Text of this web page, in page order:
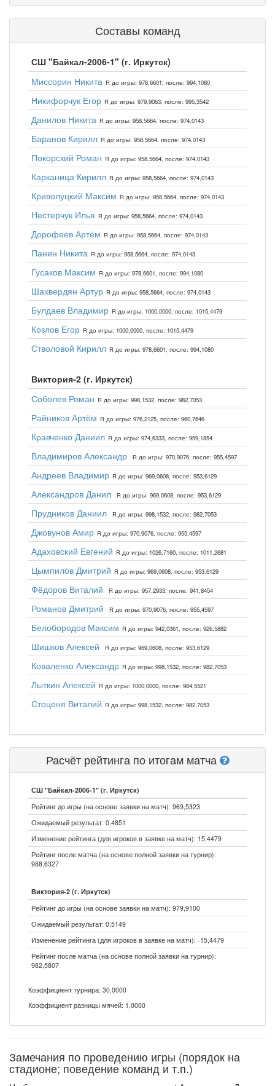
Составы команд
СШ "Байкал-2006-1" (г. Иркутск)
Миссорин Никита R до игры: 978,6601, после: 994,1080
Никифорчук Егор R до игры: 979,9063, после: 995,3542
Данилов Никита R до игры: 958,5664, после: 974,0143
Баранов Кирилл R до игры: 958,5664, после: 974,0143
Покорский Роман R до игры: 958,5664, после: 974,0143
Карканица Кирилл R до игры: 958,5664, после: 974,0143
Криволуцкий Максим R до игры: 958,5664, после: 974,0143
Нестерчук Илья R до игры: 958,5664, после: 974,0143
Дорофеев Артём R до игры: 958,5664, после: 974,0143
Панин Никита R до игры: 958,5664, после: 974,0143
Гусаков Максим R до игры: 978,6601, после: 994,1080
Шахвердян Артур R до игры: 958,5664, после: 974,0143
Булдаев Владимир R до игры: 1000,0000, после: 1015,4479
Козлов Егор R до игры: 1000,0000, после: 1015,4479
Стволовой Кирилл R до игры: 978,6601, после: 994,1080
Виктория-2 (г. Иркутск)
Соболев Роман R до игры: 998,1532, после: 982,7053
Райников Артём R до игры: 976,2125, после: 960,7646
Кравченко Даниил R до игры: 974,6333, после: 959,1854
Владимиров Александр R до игры: 970,9076, после: 955,4597
Андреев Владимир R до игры: 969,0608, после: 953,6129
Александров Данил R до игры: 969,0608, после: 953,6129
Прудников Даниил R до игры: 998,1532, после: 982,7053
Джовунов Амир R до игры: 970,9076, после: 955,4597
Адаховский Евгений R до игры: 1026,7160, после: 1011,2681
Цымпилов Дмитрий R до игры: 969,0608, после: 953,6129
Фёдоров Виталий R до игры: 957,2933, после: 941,8454
Романов Дмитрий R до игры: 970,9076, после: 955,4597
Белобородов Максим R до игры: 942,0361, после: 926,5882
Шишков Алексей R до игры: 969,0608, после: 953,6129
Коваленко Александр R до игры: 998,1532, после: 982,7053
Лыткин Алексей R до игры: 1000,0000, после: 984,5521
Стоценя Виталий R до игры: 998,1532, после: 982,7053
Расчёт рейтинга по итогам матча
СШ "Байкал-2006-1" (г. Иркутск)
Рейтинг до игры (на основе заявки на матч): 969,5323
Ожидаемый результат: 0,4851
Изменение рейтинга (для игроков в заявке на матч): 15,4479
Рейтинг после матча (на основе полной заявки на турнир):
988,6327
Виктория-2 (г. Иркутск)
Рейтинг до игры (на основе заявки на матч): 979,9100
Ожидаемый результат: 0,5149
Изменение рейтинга (для игроков в заявке на матч): -15,4479
Рейтинг после матча (на основе полной заявки на турнир):
982,5807
Коэффициент турнира: 30,0000
Коэффициент разницы мячей: 1,0000
Замечания по проведению игры (порядок на
стадионе; поведение команд и т.п.)